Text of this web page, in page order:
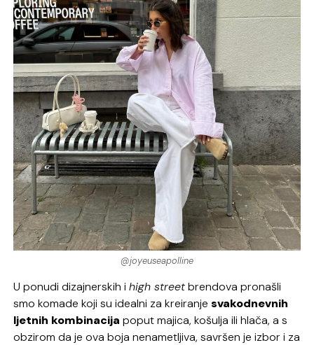
@joyeuseapolline
U ponudi dizajnerskih ihigh streetbrendova pronašli
smo komade koji su idealni za kreiranjesvakodnevnih
ljetnih kombinacijapoput majica, košulja ili hlača, a s
obzirom da je ova boja nenametljiva, savršen je izbor i za